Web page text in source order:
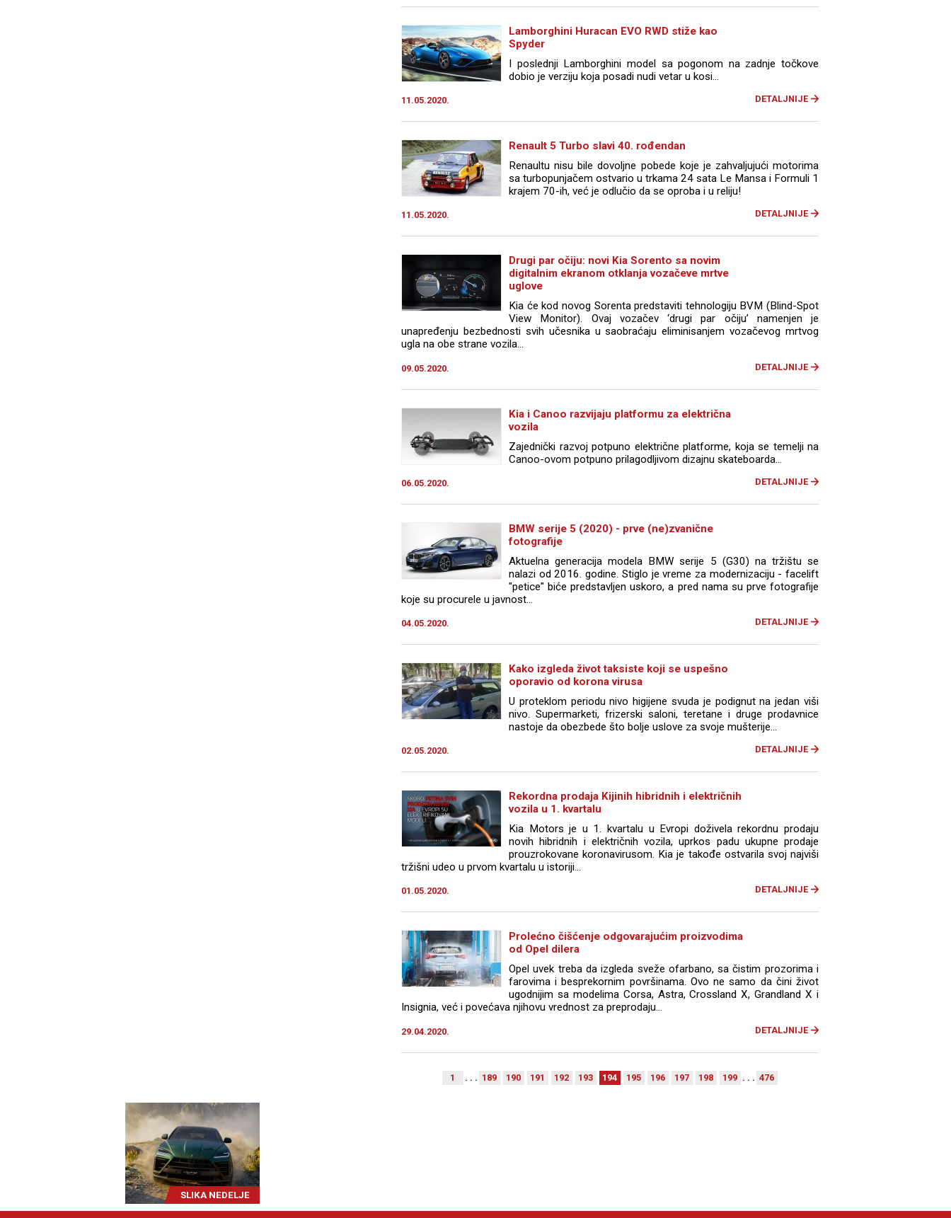
Lamborghini Huracan EVO RWD stiže kao
Spyder
I poslednji Lamborghini model sa pogonom na zadnje točkove
dobio je verziju koja posadi nudi vetar u kosi...
11.05.2020. DETALJNIJE
Renault 5 Turbo slavi 40. rođendan
Renaultu nisu bile dovoljne pobede koje je zahvaljujući motorima
sa turbopunjačem ostvario u trkama 24 sata Le Mansa i Formuli 1
krajem 70-ih, već je odlučio da se oproba i u reliju!
11.05.2020. DETALJNIJE
Drugi par očiju: novi Kia Sorento sa novim
digitalnim ekranom otklanja vozačeve mrtve
uglove
Kia će kod novog Sorenta predstaviti tehnologiju BVM (Blind-Spot
View Monitor). Ovaj vozačev ‘drugi par očiju’ namenjen je
unapređenju bezbednosti svih učesnika u saobraćaju eliminisanjem vozačevog mrtvog
ugla na obe strane vozila...
09.05.2020. DETALJNIJE
Kia i Canoo razvijaju platformu za električna
vozila
Zajednički razvoj potpuno električne platforme, koja se temelji na
Canoo-ovom potpuno prilagodljivom dizajnu skateboarda...
06.05.2020. DETALJNIJE
BMW serije 5 (2020) - prve (ne)zvanične
fotografije
Aktuelna generacija modela BMW serije 5 (G30) na tržištu se
nalazi od 2016. godine. Stiglo je vreme za modernizaciju - facelift
"petice" biće predstavljen uskoro, a pred nama su prve fotografije
koje su procurele u javnost...
04.05.2020. DETALJNIJE
Kako izgleda život taksiste koji se uspešno
oporavio od korona virusa
U proteklom periodu nivo higijene svuda je podignut na jedan viši
nivo. Supermarketi, frizerski saloni, teretane i druge prodavnice
nastoje da obezbede što bolje uslove za svoje mušterije...
02.05.2020. DETALJNIJE
Rekordna prodaja Kijinih hibridnih i električnih
vozila u 1. kvartalu
Kia Motors je u 1. kvartalu u Evropi doživela rekordnu prodaju
novih hibridnih i električnih vozila, uprkos padu ukupne prodaje
prouzrokovane koronavirusom. Kia je takođe ostvarila svoj najviši
tržišni udeo u prvom kvartalu u istoriji...
01.05.2020. DETALJNIJE
Prolećno čišćenje odgovarajućim proizvodima
od Opel dilera
Opel uvek treba da izgleda sveže ofarbano, sa čistim prozorima i
farovima i besprekornim površinama. Ovo ne samo da čini život
ugodnijim sa modelima Corsa, Astra, Crossland X, Grandland X i
Insignia, već i povećava njihovu vrednost za preprodaju...
29.04.2020. DETALJNIJE
1 . . . 189 190 191 192 193 194 195 196 197 198 199 . . . 476
SLIKA NEDELJE